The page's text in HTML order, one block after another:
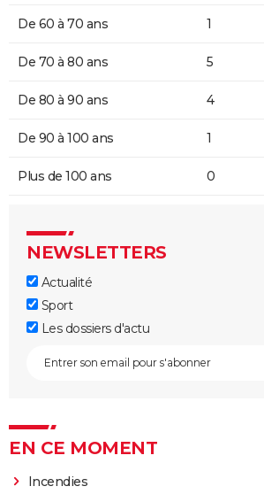
De 60 à 70 ans 1
De 70 à 80 ans 5
De 80 à 90 ans 4
De 90 à 100 ans 1
Plus de 100 ans 0
NEWSLETTERS
Actualité
Sport
Les dossiers d'actu
EN CE MOMENT
Incendies